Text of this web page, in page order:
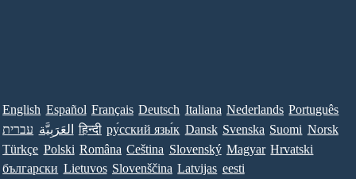
English Español Français Deutsch Italiana Nederlands Português
עברית العَرَبِيَّة हिन्दी ру́сский язы́к Dansk Svenska Suomi Norsk
Türkçe Polski Româna Ceština Slovenský Magyar Hrvatski
български Lietuvos Slovenščina Latvijas eesti